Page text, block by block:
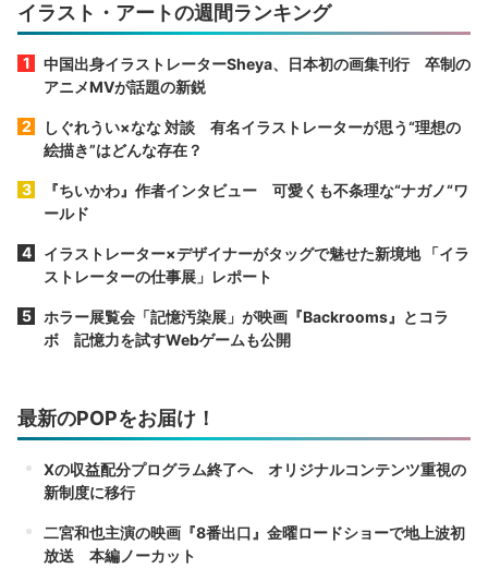
イラスト・アートの週間ランキング
中国出身イラストレーターSheya、日本初の画集刊行 卒制の
アニメMVが話題の新鋭
しぐれうい×なな 対談 有名イラストレーターが思う“理想の
絵描き”はどんな存在？
『ちいかわ』作者インタビュー 可愛くも不条理な“ナガノ“ワ
ールド
イラストレーター×デザイナーがタッグで魅せた新境地 「イラ
ストレーターの仕事展」レポート
ホラー展覧会「記憶汚染展」が映画『Backrooms』とコラ
ボ 記憶力を試すWebゲームも公開
最新のPOPをお届け！
Xの収益配分プログラム終了へ オリジナルコンテンツ重視の
新制度に移行
二宮和也主演の映画『8番出口』金曜ロードショーで地上波初
放送 本編ノーカット